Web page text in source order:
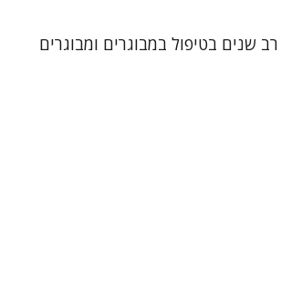
שנים בטיפול במבוגרים ומבוגרים